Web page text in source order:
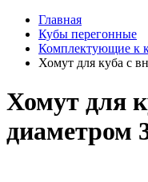
Главная
Кубы перегонные
Комплектующие к
Хомут для куба с
Хомут для
диаметром